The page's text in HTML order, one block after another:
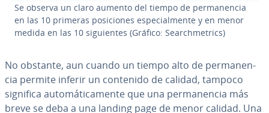
Se observa un claro aumento del tiempo de pe­r­ma­ne­n­cia
en las 10 primeras po­si­cio­nes es­pe­cia­l­me­n­te y en menor
medida en las 10 si­guie­n­tes (Gráfico: Sea­r­ch­me­tri­cs)
No obstante, aun cuando un tiempo alto de pe­r­ma­ne­n­
cia permite inferir un contenido de calidad, tampoco
significa au­to­má­ti­ca­me­n­te que una pe­r­ma­ne­n­cia más
breve se deba a una landing page de menor calidad. Una